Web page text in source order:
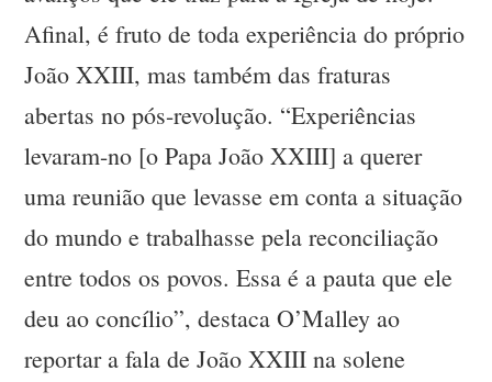
Afinal, é fruto de toda experiência do próprio
João XXIII, mas também das fraturas
abertas no pós-revolução. “Experiências
levaram-no [o Papa João XXIII] a querer
uma reunião que levasse em conta a situação
do mundo e trabalhasse pela reconciliação
entre todos os povos. Essa é a pauta que ele
deu ao concílio”, destaca O’Malley ao
reportar a fala de João XXIII na solene